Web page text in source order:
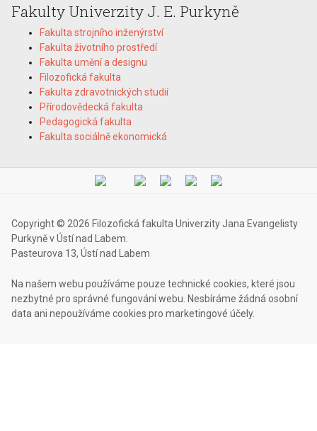
Fakulty Univerzity J. E. Purkyně
Fakulta strojního inženýrství
Fakulta životního prostředí
Fakulta umění a designu
Filozofická fakulta
Fakulta zdravotnických studií
Přírodovědecká fakulta
Pedagogická fakulta
Fakulta sociálně ekonomická
Copyright © 2026 Filozofická fakulta Univerzity Jana Evangelisty
Purkyně v Ústí nad Labem.
Pasteurova 13, Ústí nad Labem
Na našem webu používáme pouze technické cookies, které jsou
nezbytné pro správné fungování webu. Nesbíráme žádná osobní
data ani nepoužíváme cookies pro marketingové účely.